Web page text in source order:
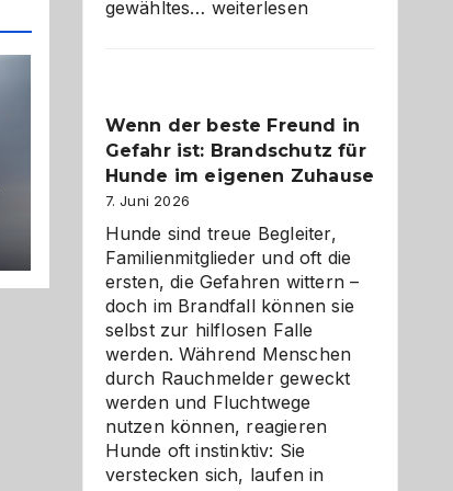
gewähltes… Abschied
und
herzlich
gestalten
weiterlesen
Wenn der beste Freund in
Gefahr ist: Brandschutz für
Hunde im eigenen Zuhause
7. Juni 2026
Hunde sind treue Begleiter,
Familienmitglieder und oft die
ersten, die Gefahren wittern –
doch im Brandfall können sie
selbst zur hilflosen Falle
werden. Während Menschen
durch Rauchmelder geweckt
werden und Fluchtwege
nutzen können, reagieren
Hunde oft instinktiv: Sie
verstecken sich, laufen in